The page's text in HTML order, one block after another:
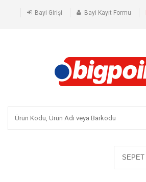
Bayi Girişi Bayi Kayıt Formu
SEPET